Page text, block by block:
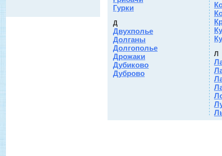
Гурки
Д
Двухполье
Долганы
Долгополье
Дрожаки
Дубиково
Дуброво
Л